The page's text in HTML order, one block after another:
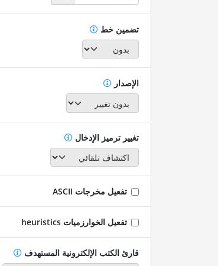
تضمين خط
الإصدار
تغيير ترميز الإدخال
تفعيل مخرجات ASCII
تفعيل الخوارزميات heuristics
قارئ الكتب الإلكترونية المستهدف